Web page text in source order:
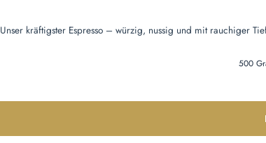
Unser kräftigster Espresso – würzig, nussig und mit rauchiger
500